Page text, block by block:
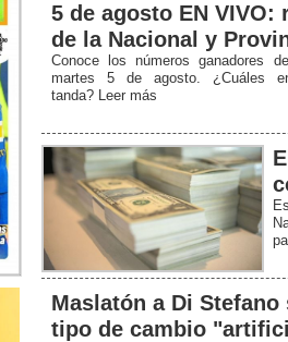
5 de agosto EN VIVO:
de la Nacional y
Conoce los números ganadores
martes 5 de agosto. ¿Cuáles
tanda? Leer más
Maslatón a Di Stefano
tipo de cambio